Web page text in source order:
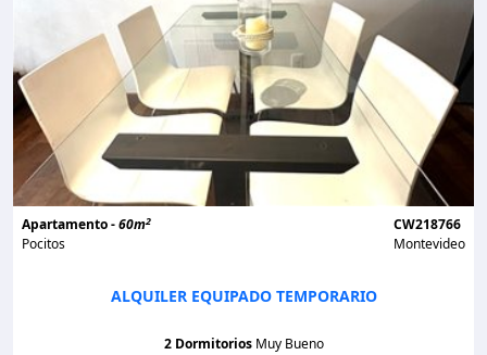
Apartamento -60m2
Pocitos
CW218766
Montevideo
ALQUILER EQUIPADO TEMPORARIO
2 Dormitorios Muy Bueno